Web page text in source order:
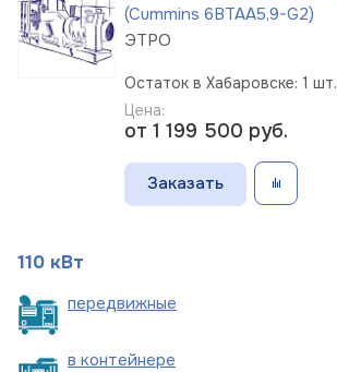
(Cummins 6BTAA5,9-G2)
ЭТРО
Остаток в Хабаровске: 1 шт.
Цена:
от 1 199 500 руб.
Заказать
110 кВт
передвижные
в контейнере